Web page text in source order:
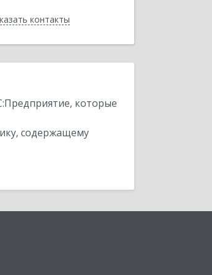
контакты
Назад
которые
содержащему